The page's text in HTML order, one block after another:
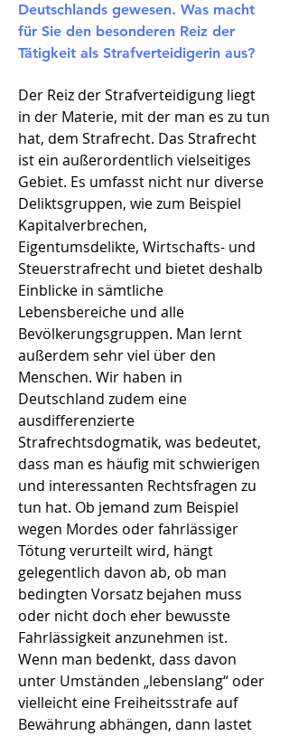
Deutschlands gewesen. Was macht
für Sie den besonderen Reiz der
Tätigkeit als Strafverteidigerin aus?
Der Reiz der Strafverteidigung liegt
in der Materie, mit der man es zu tun
hat, dem Strafrecht. Das Strafrecht
ist ein außerordentlich vielseitiges
Gebiet. Es umfasst nicht nur diverse
Deliktsgruppen, wie zum Beispiel
Kapitalverbrechen,
Eigentumsdelikte, Wirtschafts- und
Steuerstrafrecht und bietet deshalb
Einblicke in sämtliche
Lebensbereiche und alle
Bevölkerungsgruppen. Man lernt
außerdem sehr viel über den
Menschen. Wir haben in
Deutschland zudem eine
ausdifferenzierte
Strafrechtsdogmatik, was bedeutet,
dass man es häufig mit schwierigen
und interessanten Rechtsfragen zu
tun hat. Ob jemand zum Beispiel
wegen Mordes oder fahrlässiger
Tötung verurteilt wird, hängt
gelegentlich davon ab, ob man
bedingten Vorsatz bejahen muss
oder nicht doch eher bewusste
Fahrlässigkeit anzunehmen ist.
Wenn man bedenkt, dass davon
unter Umständen „lebenslang“ oder
vielleicht eine Freiheitsstrafe auf
Bewährung abhängen, dann lastet